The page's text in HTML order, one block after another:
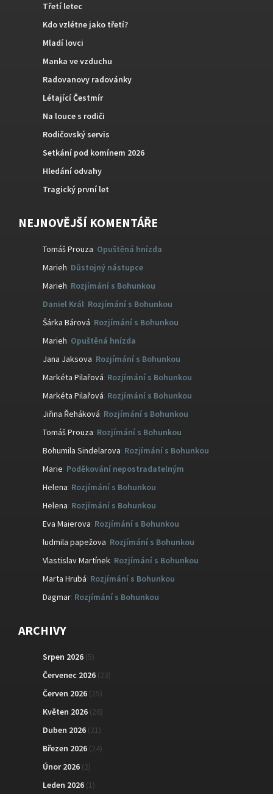
Třetí letec
Kdo vzlétne jako třetí?
Mladí lovci
Manka ve vzduchu
Radovanovy radovánky
Létající Čestmír
Na louce s rodiči
Rodičovský servis
Setkání pod komínem 2026
Hledání odvahy
Tragický první let
NEJNOVĚJŠÍ KOMENTÁŘE
Tomáš Prouza Opuštěná hnízda
Marieh Důstojný nástupce
Marieh Rozjímání s Bohunkou
Daniel Král Rozjímání s Bohunkou
Šárka Bárová Rozjímání s Bohunkou
Marieh Opuštěná hnízda
Jana Jaksova Rozjímání s Bohunkou
Markéta Pilařová Rozjímání s Bohunkou
Markéta Pilařová Rozjímání s Bohunkou
Jiřina Řeháková Rozjímání s Bohunkou
Tomáš Prouza Rozjímání s Bohunkou
Bohumila Sindelarova Rozjímání s Bohunkou
Marie Poděkování nepostradatelným
Helena Rozjímání s Bohunkou
Helena Rozjímání s Bohunkou
Eva Maierova Rozjímání s Bohunkou
ludmila papežova Rozjímání s Bohunkou
Vlastislav Martínek Rozjímání s Bohunkou
Marta Hrubá: Rozjímání s Bohunkou
Dagmar: Rozjímání s Bohunkou
ARCHIVY
Srpen 2026 (5)
Červenec 2026 (23)
Červen 2026 (25)
Květen 2026 (26)
Duben 2026 (21)
Březen 2026 (24)
Únor 2026 (2)
Leden 2026 (1)